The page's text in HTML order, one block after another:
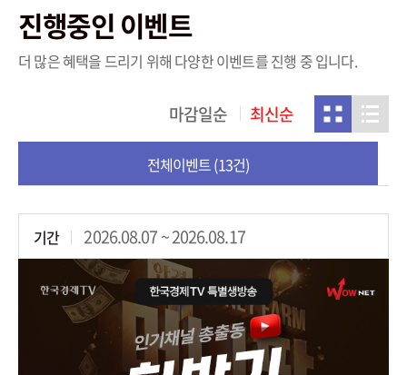
진행중인 이벤트
더 많은 혜택을 드리기 위해 다양한 이벤트를 진행 중 입니다.
마감일순 최신순
전체이벤트 (13건)
기간 2026.08.07 ~ 2026.08.17